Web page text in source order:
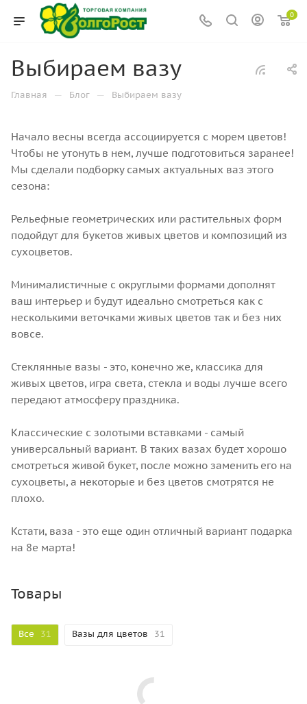
0
Выбираем вазу
Главная — Блог — Выбираем вазу
Начало весны всегда ассоциируется с морем цветов!
Чтобы не утонуть в нем, лучше подготовиться заранее!
Мы сделали подборку самых актуальных ваз этого
сезона:
Рельефные геометрических или растительных форм
подойдут для букетов живых цветов и композиций из
сухоцветов.
Минималистичные с округлыми формами дополнят
ваш интерьер и будут идеально смотреться как с
несколькими веточками живых цветов так и без них
вовсе.
Стеклянные вазы - это, конечно же, классика для
живых цветов, игра света, стекла и воды лучше всего
передают атмосферу праздника.
Классические с золотыми вставками - самый
универсальный вариант. В таких вазах будет хорошо
смотреться живой букет, после можно заменить его на
сухоцветы, а некоторые и без цветов смотрятся не
плохо.
Кстати, ваза - это еще один отличный вариант подарка
на 8е марта!
Товары
Все 31 Вазы для цветов 31